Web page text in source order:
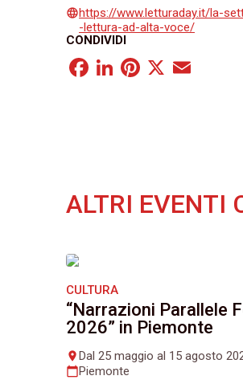
languagehttps://www.letturaday.it/la-
-lettura-ad-alta-voce/
CONDIVIDI
Facebook
LinkedIn
Pinterest
X
ALTRI EVENTI
CULTURA
“Narrazioni Parallele
2026” in Piemonte
placeDal 25 maggio al 15 agosto
calendar_todayPiemonte